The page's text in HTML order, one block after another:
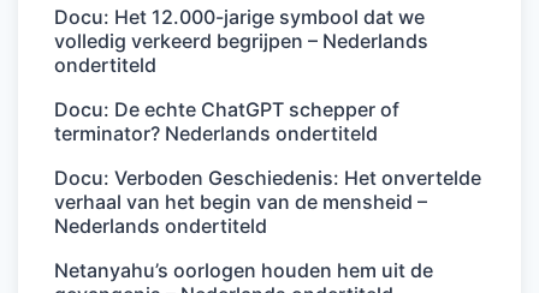
Docu: Het 12.000-jarige symbool dat we
volledig verkeerd begrijpen – Nederlands
ondertiteld
Docu: De echte ChatGPT schepper of
terminator? Nederlands ondertiteld
Docu: Verboden Geschiedenis: Het onvertelde
verhaal van het begin van de mensheid –
Nederlands ondertiteld
Netanyahu’s oorlogen houden hem uit de